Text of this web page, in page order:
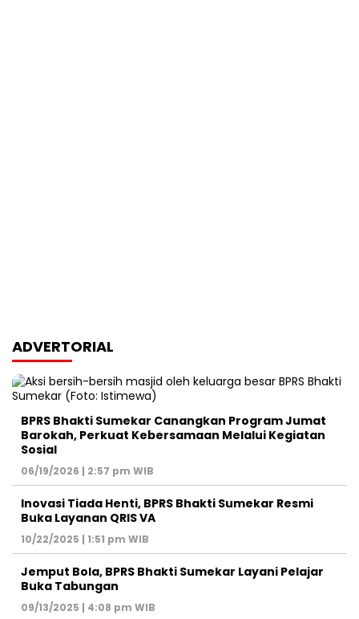
ADVERTORIAL
BPRS Bhakti Sumekar Canangkan Program Jumat
Barokah, Perkuat Kebersamaan Melalui Kegiatan
Sosial
06/19/2026 | 2:57 pm WIB
Inovasi Tiada Henti, BPRS Bhakti Sumekar Resmi
Buka Layanan QRIS VA
10/22/2025 | 1:51 pm WIB
Jemput Bola, BPRS Bhakti Sumekar Layani Pelajar
Buka Tabungan
09/13/2025 | 4:08 pm WIB